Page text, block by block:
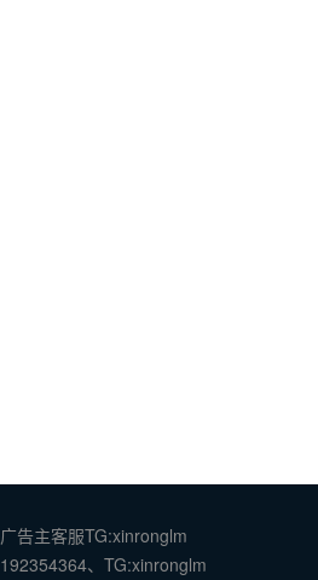
广告主客服TG:xinronglm
192354364、TG:xinronglm